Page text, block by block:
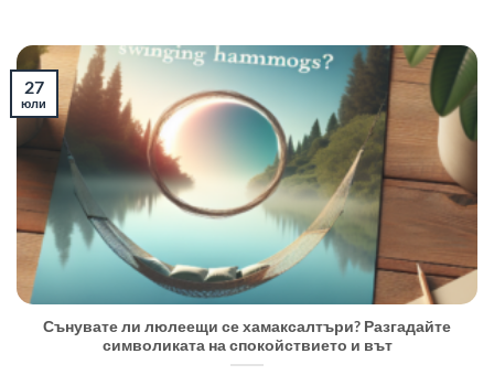
Сънувате ли люлеещи се хамаксалтъри? Разгадайте
символиката на спокойствието и вът
27
юли